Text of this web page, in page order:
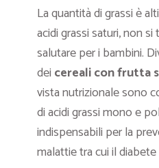
La quantità di grassi è
acidi grassi saturi, non
salutare per i bambini.
dei cereali con frutta
vista nutrizionale sono
di acidi grassi mono e
indispensabili per la
malattie tra cui il diabete